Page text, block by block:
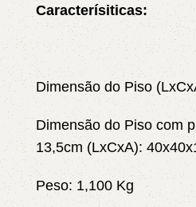
Caracterísiticas:
Dimensão do Piso
Dimensão do Piso com
13,5cm (LxCxA):
Peso: 1,100 Kg